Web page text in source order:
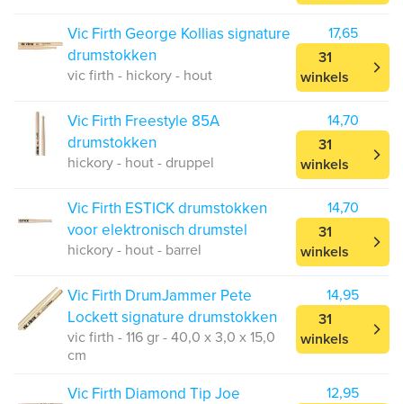
Vic Firth George Kollias signature
drumstokken
vic firth - hickory - hout
17,65
31
winkels
Vic Firth Freestyle 85A
drumstokken
hickory - hout - druppel
14,70
31
winkels
Vic Firth ESTICK drumstokken
voor elektronisch drumstel
hickory - hout - barrel
14,70
31
winkels
Vic Firth DrumJammer Pete
Lockett signature drumstokken
vic firth - 116 gr - 40,0 x 3,0 x 15,0
cm
14,95
31
winkels
Vic Firth Diamond Tip Joe
12,95